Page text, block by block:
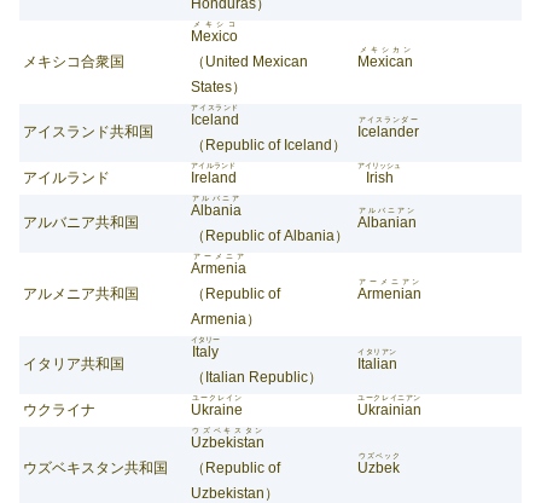
Honduras）
メキシコ合衆国
Mexico
メキシコ
（United Mexican
States）
Mexican
メキシカン
アイスランド共和国
Iceland
アイスランド
（Republic of Iceland）
Icelander
アイスランダー
アイルランド Ireland
アイルランド
Irish
アイリッシュ
アルバニア共和国
Albania
アルバニア
（Republic of Albania）
Albanian
アルバニアン
アルメニア共和国
Armenia
アーメニア
（Republic of
Armenia）
Armenian
アーメニアン
イタリア共和国
Italy
イタリー
（Italian Republic）
Italian
イタリアン
ウクライナ Ukraine
ユークレイン
Ukrainian
ユークレイニアン
ウズベキスタン共和国
Uzbekistan
ウズベキスタン
（Republic of
Uzbekistan）
Uzbek
ウズベック